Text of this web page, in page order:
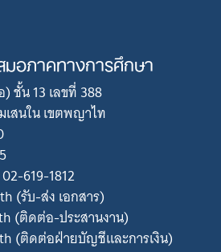
อภาคทางการศึกษา
ชั้น 13 เลขที่ 388
สนใน เขตพญาไท
619-1812
(รับ-ส่ง เอกสาร)
(ติดต่อ-ประสานงาน)
(ติดต่อฝ่ายบัญชีและการเงิน)